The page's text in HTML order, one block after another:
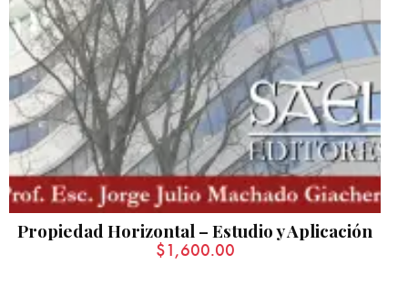
Propiedad Horizontal – Estudio y Aplicación
$1,600.00